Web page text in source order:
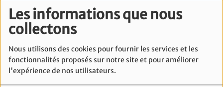
Les informations que nous
collectons
Nous utilisons des cookies pour fournir les services et les
fonctionnalités proposés sur notre site et pour améliorer
l'expérience de nos utilisateurs.
LUNDI 3 MARS